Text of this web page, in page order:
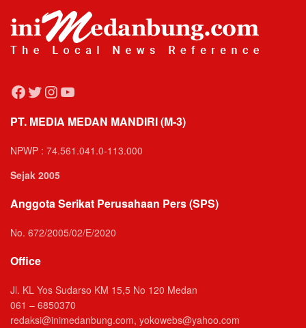
Facebook
Twitter
Instagram
YouTube
PT. MEDIA MEDAN MANDIRI (M-3)
NPWP : 74.561.041.0-113.000
Sejak 2005
Anggota Serikat Perusahaan Pers (SPS)
No. 672/2005/02/E/2020
Office
Jl. KL Yos Sudarso KM 15,5 No 120 Medan
061 – 6850370
redaksi@inimedanbung.com, yokowebs@yahoo.com